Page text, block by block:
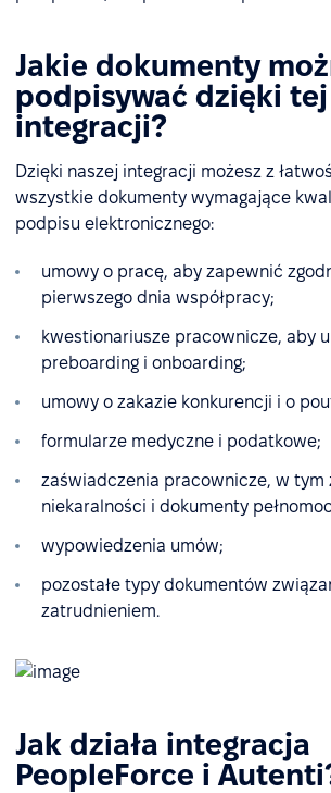
Jakie dokumenty
podpisywać dzięki tej
integracji?
Dzięki naszej integracji możesz z
wszystkie dokumenty wymagające
podpisu elektronicznego:
umowy o pracę, aby zapewnić
pierwszego dnia współpracy;
kwestionariusze pracownicze, aby
preboarding i onboarding;
umowy o zakazie konkurencji i o
formularze medyczne i podatkowe;
zaświadczenia pracownicze, w tym
niekaralności i dokumenty
wypowiedzenia umów;
pozostałe typy dokumentów
zatrudnieniem.
Jak działa integracja
PeopleForce i